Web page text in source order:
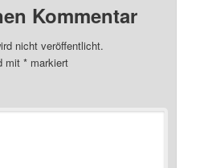
Kommentar
nicht veröffentlicht.
mit* markiert